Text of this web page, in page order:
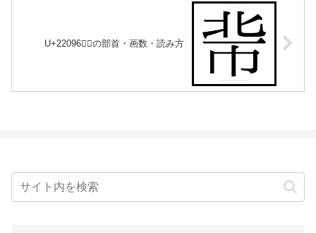
U+22096｜𢂖の部首・画数・読み方